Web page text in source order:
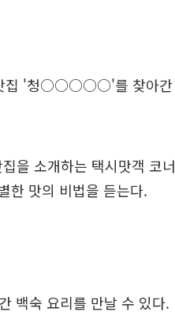
맛집 '청○○○○○'를 찾아간
을 소개하는 택시맛객 코너
맛의 비법을 듣는다.
백숙 요리를 만날 수 있다.